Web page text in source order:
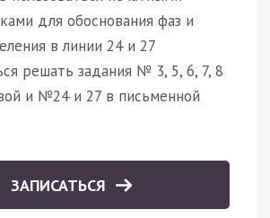
для обоснования фаз и
в линии 24 и 27
решать задания № 3, 5, 6, 7, 8
и №24 и 27 в письменной
ЗАПИСАТЬСЯ